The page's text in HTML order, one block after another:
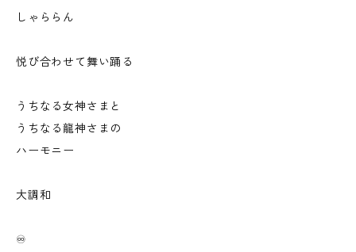
しゃららん
悦び合わせて舞い踊る
うちなる女神さまと
うちなる龍神さまの
ハーモニー
大調和
♾️